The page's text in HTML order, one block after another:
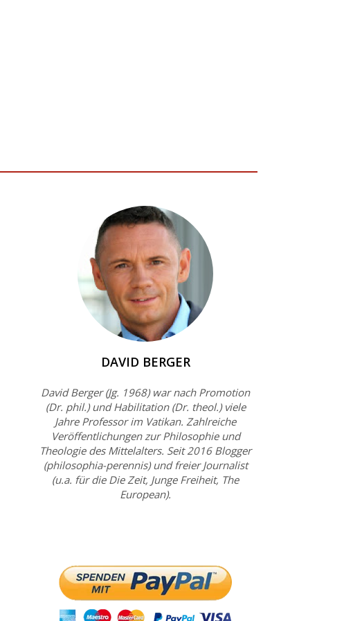
DAVID BERGER
David Berger (Jg. 1968) war nach Promotion
(Dr. phil.) und Habilitation (Dr. theol.) viele
Jahre Professor im Vatikan. Zahlreiche
Veröffentlichungen zur Philosophie und
Theologie des Mittelalters. Seit 2016 Blogger
(philosophia-perennis) und freier Journalist
(u.a. für die Die Zeit, Junge Freiheit, The
European).